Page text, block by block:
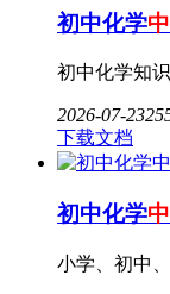
初中化学
初中化学知
2026-07-232
下载文档
初中化学
小学、初中